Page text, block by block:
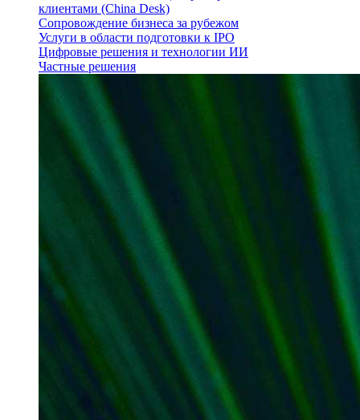
клиентами (China Desk)
Сопровождение бизнеса за рубежом
Услуги в области подготовки к IPO
Цифровые решения и технологии ИИ
Частные решения